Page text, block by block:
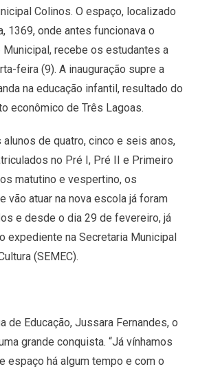
Colinos. O espaço, localizado
1369, onde antes funcionava o
Municipal, recebe os estudantes a
feira (9). A inauguração supre a
na educação infantil, resultado do
econômico de Três Lagoas.
alunos de quatro, cinco e seis anos,
no Pré I, Pré II e Primeiro
matutino e vespertino, os
vão atuar na nova escola já foram
e desde o dia 29 de fevereiro, já
expediente na Secretaria Municipal
(SEMEC).
de Educação, Jussara Fernandes, o
grande conquista. “Já vínhamos
espaço há algum tempo e com o